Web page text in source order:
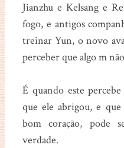
Jianzhu e Kelsang e
fogo, e antigos
treinar Yun, o novo
perceber que algo m
É quando este
que ele abrigou, e que
bom coração, pode
verdade.